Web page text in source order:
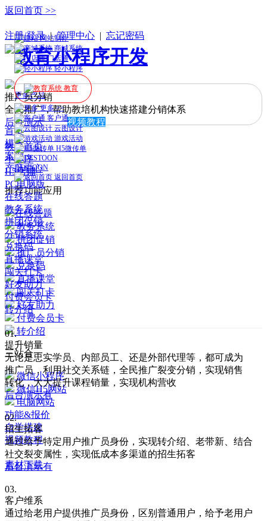
返回首页 >>
注册/登录|管理中心 | 忘记密码
更多产品
网站制作
商城系统
门店通
轻小程序
教育
更多 >>
客户通
云图设计
游戏活动
H5微传单
DESTOON
返回首页
>>
首页
模板
案例
产品中心
推荐功能应用
在线答题
教务系统
拼团促销
推广员分销
兑换码
直播课堂
闯关打卡
好友助力
付费会员卡
转介绍
三站合一
微信小程序
微信H5网站
电脑网站
功能&报价
自学搭建
视频教程
免注册体验
素材下载
推广员分销
全民推广，帮助教培机构快速搭建分销体系
后台演示
视频教程
教育首页
小程序
H5店铺
PC电脑版
在线答题
教务系统
拼团促销
分销系统
兑换码
直播课堂
闯关打卡
好友助力
付费会员卡
转介绍
01.
提升销量
无论是忠实学员、内部员工、还是外部代理等，都可成为
推广员，利用社交关系链，全民推广裂变分销，实现销售
转化，大大提升课程销量，实现机构营收
后台演示有
02.
招生拓客
通过给予特定用户推广员身份，实现转介绍、老带新、结合
社交裂变属性，实现低成本多渠道的招生拓客
后台演示有
03.
客户维系
通过给老用户提供推广员身份，区别普通用户，给予老用户